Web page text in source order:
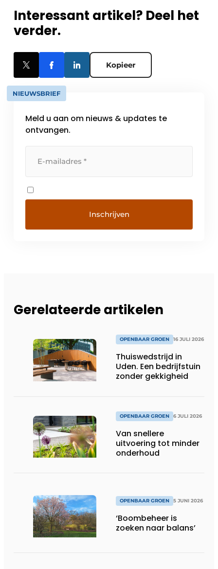
Interessant artikel? Deel het
verder.
Kopieer
NIEUWSBRIEF
Meld u aan om nieuws & updates te
ontvangen.
Gerelateerde artikelen
OPENBAAR GROEN 16 JULI 2026
Thuiswedstrijd in
Uden. Een bedrijfstuin
zonder gekkigheid
OPENBAAR GROEN 6 JULI 2026
Van snellere
uitvoering tot minder
onderhoud
OPENBAAR GROEN 5 JUNI 2026
‘Boombeheer is
zoeken naar balans’